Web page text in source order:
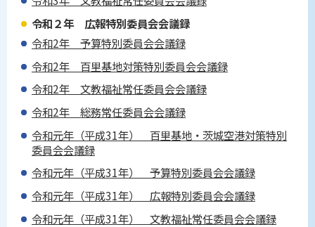
令和２年 広報特別委員会会議録
令和2年 予算特別委員会会議録
令和2年 百里基地対策特別委員会会議録
令和2年 文教福祉常任委員会会議録
令和2年 総務常任委員会会議録
令和元年（平成31年） 百里基地・茨城空港対策特別
委員会会議録
令和元年（平成31年） 予算特別委員会会議録
令和元年（平成31年） 広報特別委員会会議録
令和元年（平成31年） 文教福祉常任委員会会議録